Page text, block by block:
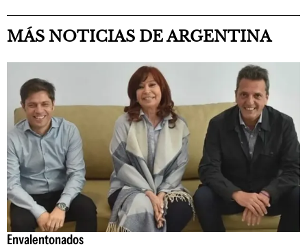
MÁS NOTICIAS DE ARGENTINA
Envalentonados